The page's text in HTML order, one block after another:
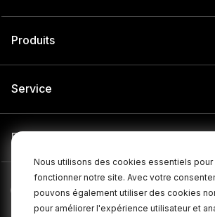
Nous utilisons des cookies essentiels pour
fonctionner notre site. Avec votre
pouvons également utiliser des cookies
pour améliorer l'expérience utilisateur et
Produits
Service
Entreprise